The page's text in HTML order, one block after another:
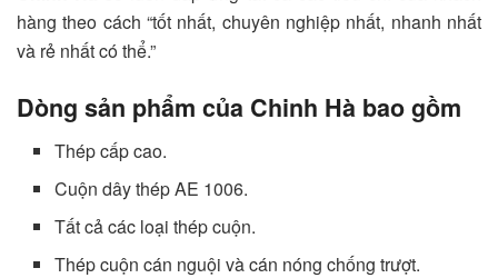
hàng theo cách “tốt nhất, chuyên nghiệp nhất, nhanh nhất
và rẻ nhất có thể.”
Dòng sản phẩm của Chinh Hà bao gồm
Thép cấp cao.
Cuộn dây thép AE 1006.
Tất cả các loại thép cuộn.
Thép cuộn cán nguội và cán nóng chống trượt.